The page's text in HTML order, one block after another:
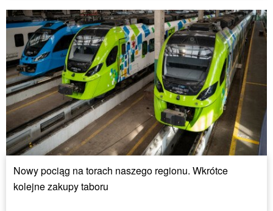
Nowy pociąg na torach naszego regionu. Wkrótce
kolejne zakupy taboru